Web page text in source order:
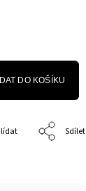
DO KOŠÍKU
Sdílet